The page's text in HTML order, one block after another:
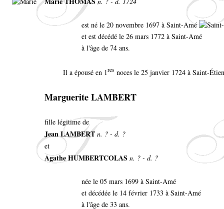
est né le 20 novembre 1697 à Saint-Amé
et est décédé le 26 mars 1772 à Saint-Amé
à l'âge de 74 ans.
Il a épousé en 1res noces le 25 janvier 1724 à Saint-
Marguerite LAMBERT
fille légitime de
Jean LAMBERT n. ? - d. ?
et
Agathe HUMBERTCOLAS n. ? - d. ?
née le 05 mars 1699 à Saint-Amé
et décédée le 14 février 1733 à Saint-Amé
à l'âge de 33 ans.